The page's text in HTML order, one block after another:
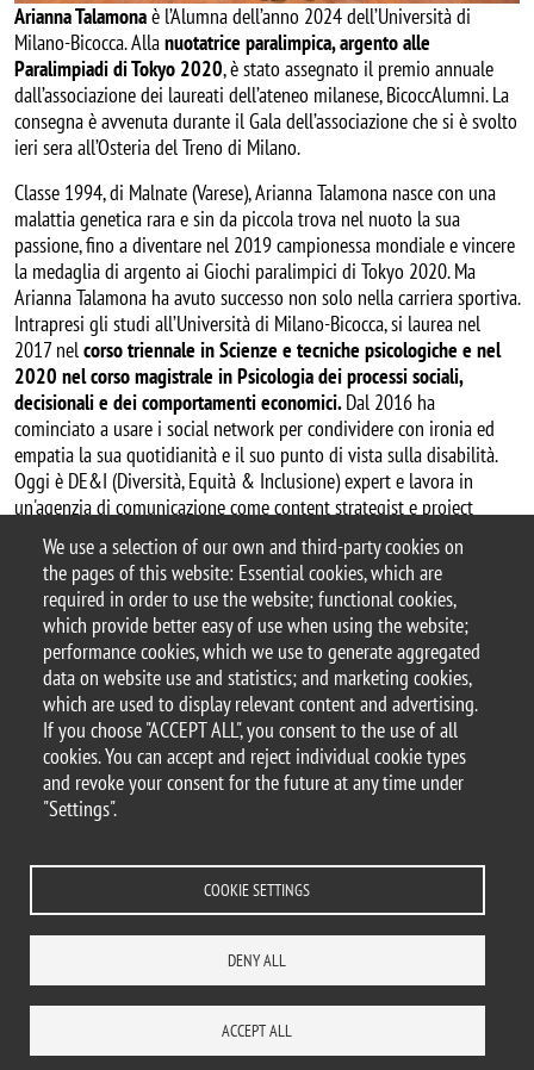
We use a selection of our own and third-party cookies on
the pages of this website: Essential cookies, which are
required in order to use the website; functional cookies,
which provide better easy of use when using the website;
performance cookies, which we use to generate aggregated
data on website use and statistics; and marketing cookies,
which are used to display relevant content and advertising.
If you choose "ACCEPT ALL", you consent to the use of all
cookies. You can accept and reject individual cookie types
and revoke your consent for the future at any time under
"Settings".
COOKIE SETTINGS
DENY ALL
ACCEPT ALL
Arianna Talamonaè l’Alumna dell’anno 2024 dell’Università di
Milano-Bicocca. Allanuotatrice paralimpica, argento alle
Paralimpiadi di Tokyo 2020, è stato assegnato il premio annuale
dall’associazione dei laureati dell’ateneo milanese, BicoccAlumni. La
consegna è avvenuta durante il Gala dell’associazione che si è svolto
ieri sera all’Osteria del Treno di Milano.
Classe 1994, di Malnate (Varese), Arianna Talamona nasce con una
malattia genetica rara e sin da piccola trova nel nuoto la sua
passione, fino a diventare nel 2019 campionessa mondiale e vincere
la medaglia di argento ai Giochi paralimpici di Tokyo 2020. Ma
Arianna Talamona ha avuto successo non solo nella carriera sportiva.
Intrapresi gli studi all’Università di Milano-Bicocca, si laurea nel
2017 nelcorso triennale in Scienze e tecniche psicologiche e nel
2020 nel corso magistrale in Psicologia dei processi sociali,
decisionali e dei comportamenti economici.Dal 2016 ha
cominciato a usare i social network per condividere con ironia ed
empatia la sua quotidianità e il suo punto di vista sulla disabilità.
Oggi è DE&I (Diversità, Equità & Inclusione) expert e lavora in
un'agenzia di comunicazione come content strategist e project
leader per progetti di inclusione.
Per saperne di più, leggi il comunicato stampa
© 2025 University of Milano-Bicocca
Piazza dell'Ateneo Nuovo, 1 - 20126, Milan
PEC address:ateneo.bicocca@pec.unimib.it
P.I. 12621570154 |
redazioneweb.psicologia@unimib.it
Legal Privacy and cookie policy Transparency Accessibility statement
Statistiche di accesso
Change your mind on cookies